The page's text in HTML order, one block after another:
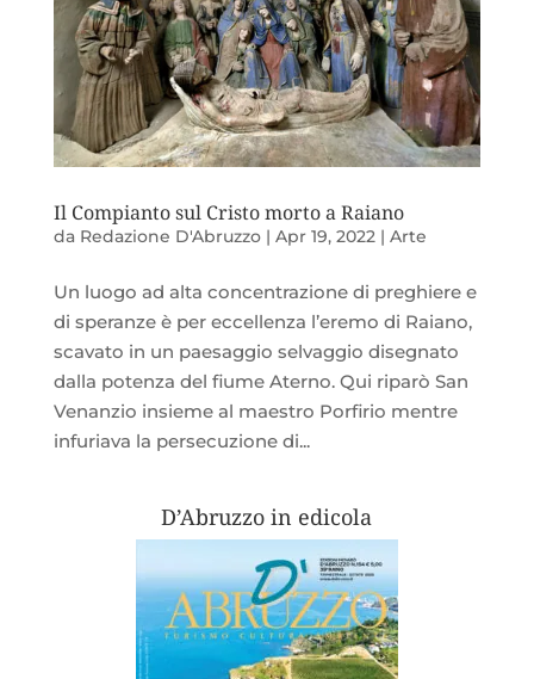
Il Compianto sul Cristo morto a Raiano
da Redazione D'Abruzzo| Apr 19, 2022| Arte
Un luogo ad alta concentrazione di preghiere e
di speranze è per eccellenza l’eremo di Raiano,
scavato in un paesaggio selvaggio disegnato
dalla potenza del fiume Aterno. Qui riparò San
Venanzio insieme al maestro Porfirio mentre
infuriava la persecuzione di...
D’Abruzzo in edicola